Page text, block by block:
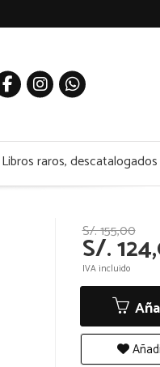
Libros raros, descatalogados
S/. 155,00
S/.
IVA incluido